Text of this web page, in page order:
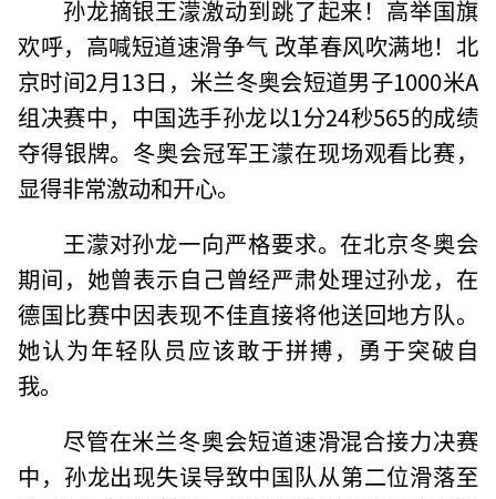
孙龙摘银王濛激动到跳了起来！高举国旗
欢呼，高喊短道速滑争气 改革春风吹满地！北
京时间2月13日，米兰冬奥会短道男子1000米A
组决赛中，中国选手孙龙以1分24秒565的成绩
夺得银牌。冬奥会冠军王濛在现场观看比赛，
显得非常激动和开心。
王濛对孙龙一向严格要求。在北京冬奥会
期间，她曾表示自己曾经严肃处理过孙龙，在
德国比赛中因表现不佳直接将他送回地方队。
她认为年轻队员应该敢于拼搏，勇于突破自
我。
尽管在米兰冬奥会短道速滑混合接力决赛
中，孙龙出现失误导致中国队从第二位滑落至